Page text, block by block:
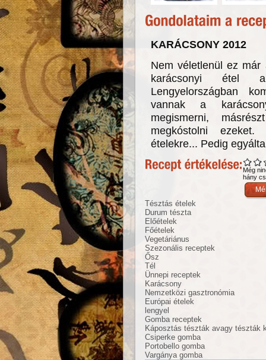
KARÁCSONY 2012
Nem véletlenül ez már
karácsonyi étel a
Lengyelországban
vannak a
megismerni,
megkóstolni
ételekre... Pedig
Még
hány
Tésztás ételek
Durum tészta
Előételek
Főételek
Vegetáriánus
Szezonális receptek
Ősz
Tél
Ünnepi receptek
Karácsony
Nemzetközi gasztronómia
Európai ételek
lengyel
Gomba receptek
Káposztás tészták avagy tészták
Csiperke gomba
Portobello gomba
Vargánya gomba